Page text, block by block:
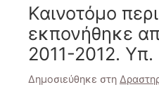
Καινοτόμο
εκπονήθηκε
2011-2012.
Δημοσιεύθηκε στη